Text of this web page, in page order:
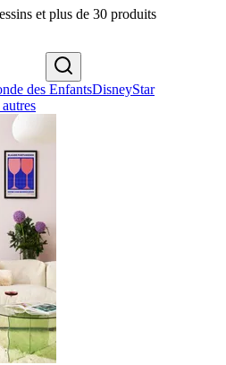
et plus de 30 produits
des EnfantsDisneyStar